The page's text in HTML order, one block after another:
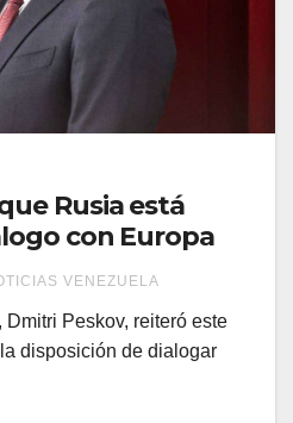
Rusia está
con Europa
VENEZUELA
Peskov, reiteró este
disposición de dialogar